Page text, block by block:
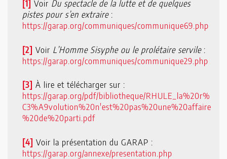
[1] Voir Du spectacle de la lutte et de quelques
pistes pour s’en extraire:
https://garap.org/communiques/communique69.php
[2] Voir L’Homme Sisyphe ou le prolétaire servile:
https://garap.org/communiques/communique29.php
[3] À lire et télécharger sur :
https://garap.org/pdf/bibliotheque/RHULE_la%20r%
C3%A9volution%20n'est%20pas%20une%20affaire
%20de%20parti.pdf
[4] Voir la présentation du GARAP :
https://garap.org/annexe/presentation.php